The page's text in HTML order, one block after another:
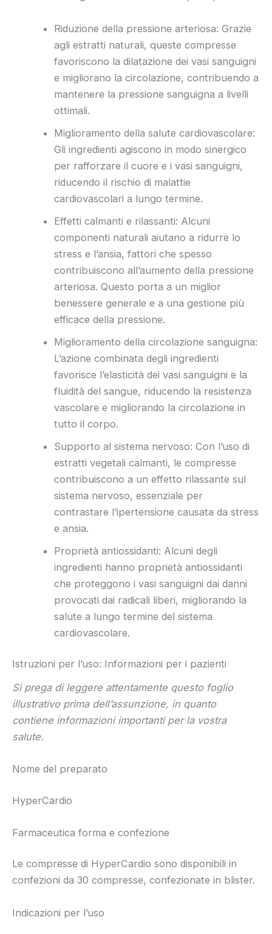
Riduzione della pressione arteriosa: Grazie
agli estratti naturali, queste compresse
favoriscono la dilatazione dei vasi sanguigni
e migliorano la circolazione, contribuendo a
mantenere la pressione sanguigna a livelli
ottimali.
Miglioramento della salute cardiovascolare:
Gli ingredienti agiscono in modo sinergico
per rafforzare il cuore e i vasi sanguigni,
riducendo il rischio di malattie
cardiovascolari a lungo termine.
Effetti calmanti e rilassanti: Alcuni
componenti naturali aiutano a ridurre lo
stress e l’ansia, fattori che spesso
contribuiscono all’aumento della pressione
arteriosa. Questo porta a un miglior
benessere generale e a una gestione più
efficace della pressione.
Miglioramento della circolazione sanguigna:
L’azione combinata degli ingredienti
favorisce l’elasticità dei vasi sanguigni e la
fluidità del sangue, riducendo la resistenza
vascolare e migliorando la circolazione in
tutto il corpo.
Supporto al sistema nervoso: Con l’uso di
estratti vegetali calmanti, le compresse
contribuiscono a un effetto rilassante sul
sistema nervoso, essenziale per
contrastare l’ipertensione causata da stress
e ansia.
Proprietà antiossidanti: Alcuni degli
ingredienti hanno proprietà antiossidanti
che proteggono i vasi sanguigni dai danni
provocati dai radicali liberi, migliorando la
salute a lungo termine del sistema
cardiovascolare.
Istruzioni per l’uso: Informazioni per i pazienti
Si prega di leggere attentamente questo foglio
illustrativo prima dell’assunzione, in quanto
contiene informazioni importanti per la vostra
salute.
Nome del preparato
HyperCardio
Farmaceutica forma e confezione
Le compresse di HyperCardio sono disponibili in
confezioni da 30 compresse, confezionate in blister.
Indicazioni per l’uso